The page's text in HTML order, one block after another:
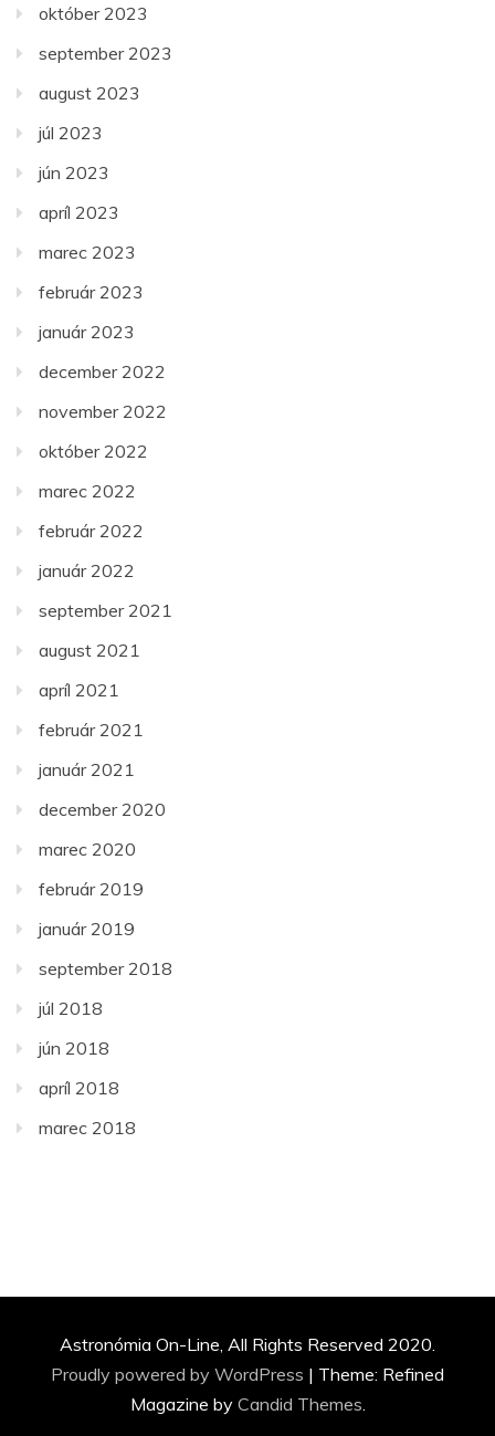
október 2023
september 2023
august 2023
júl 2023
jún 2023
apríl 2023
marec 2023
február 2023
január 2023
december 2022
november 2022
október 2022
marec 2022
február 2022
január 2022
september 2021
august 2021
apríl 2021
február 2021
január 2021
december 2020
marec 2020
február 2019
január 2019
september 2018
júl 2018
jún 2018
apríl 2018
marec 2018
Astronómia On-Line, All Rights Reserved 2020.
Proudly powered by WordPress | Theme: Refined
Magazine by Candid Themes